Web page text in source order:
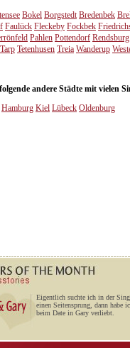
Bokel Borgstedt Bredenbek
Faulück Fleckeby Fockbek
Pahlen Pottendorf Rendsburg
Tarp Tetenhusen Treia Wanderup
andere Städte mit vielen
Hamburg Kiel Lübeck Oldenburg
Eigentlich suchte ich in der
einen Seitensprung, dann habe
beim Date in Gary verliebt.